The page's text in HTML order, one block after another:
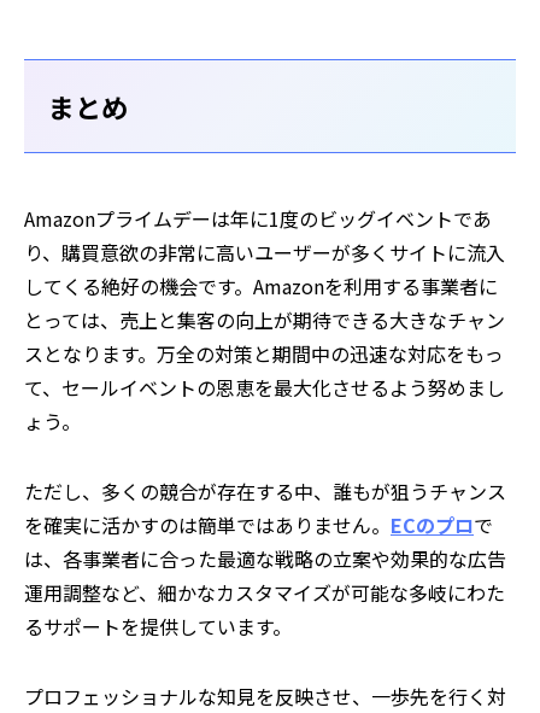
まとめ
Amazonプライムデーは年に1度のビッグイベントであ
り、購買意欲の非常に高いユーザーが多くサイトに流入
してくる絶好の機会です。Amazonを利用する事業者に
とっては、売上と集客の向上が期待できる大きなチャン
スとなります。万全の対策と期間中の迅速な対応をもっ
て、セールイベントの恩恵を最大化させるよう努めまし
ょう。
ただし、多くの競合が存在する中、誰もが狙うチャンス
を確実に活かすのは簡単ではありません。 ECのプロで
は、各事業者に合った最適な戦略の立案や効果的な広告
運用調整など、細かなカスタマイズが可能な多岐にわた
るサポートを提供しています。
プロフェッショナルな知見を反映させ、一歩先を行く対